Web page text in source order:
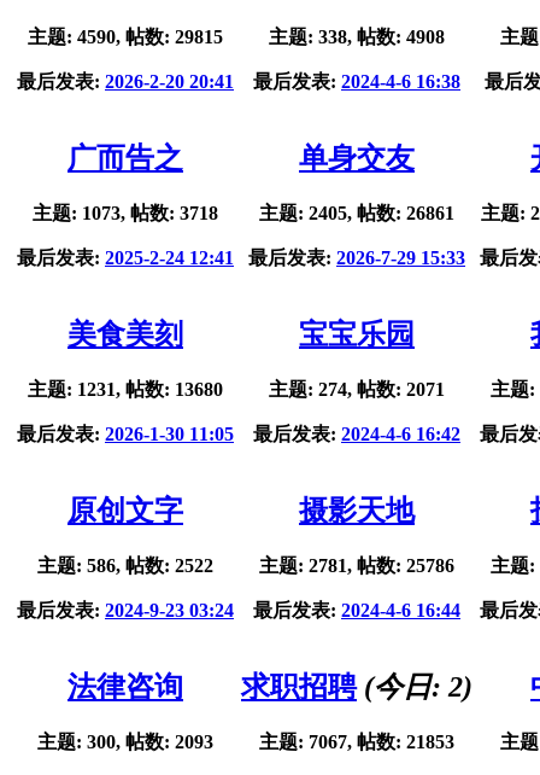
主题: 4590, 帖数: 29815
最后发表: 2026-2-20 20:41
主题: 338, 帖数: 4908
最后发表: 2024-4-6 16:38
主
最后
广而告之
主题: 1073, 帖数: 3718
最后发表: 2025-2-24 12:41
单身交友
主题: 2405, 帖数: 26861
最后发表: 2026-7-29 15:33
主题:
最后
美食美刻
主题: 1231, 帖数: 13680
最后发表: 2026-1-30 11:05
宝宝乐园
主题: 274, 帖数: 2071
最后发表: 2024-4-6 16:42
主题:
最后
原创文字
主题: 586, 帖数: 2522
最后发表: 2024-9-23 03:24
摄影天地
主题: 2781, 帖数: 25786
最后发表: 2024-4-6 16:44
主题:
最后
法律咨询
主题: 300, 帖数: 2093
求职招聘(今日: 2)
主题: 7067, 帖数: 21853 主